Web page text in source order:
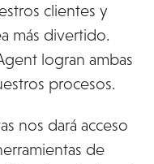
clientes y
más divertido.
logran ambas
procesos.
nos dará acceso
de